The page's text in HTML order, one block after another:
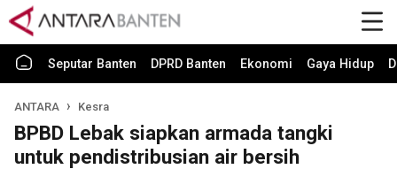
Seputar Banten DPRD Banten Ekonomi Gaya Hidup
ANTARA Kesra
BPBD Lebak siapkan armada tangki
untuk pendistribusian air bersih